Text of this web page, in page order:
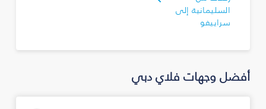
السليمانية‎ إلى
سراييفو
أفضل وجهات فلاي دبي